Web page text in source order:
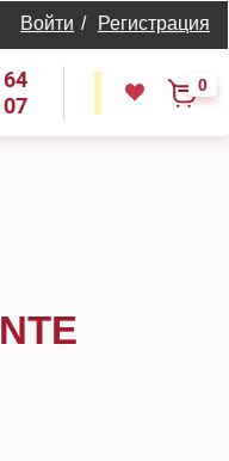
Войти / Регистрация
0